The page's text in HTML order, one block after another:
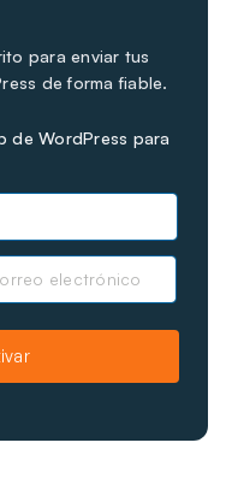
para enviar tus
de forma fiable.
de WordPress para